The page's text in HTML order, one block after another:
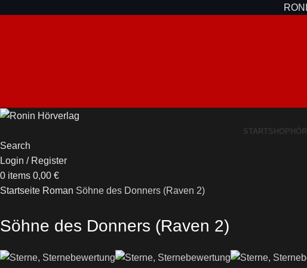
STARTSHOP
Search
Login / Register
0 items 0,00 €
Startseite Roman Söhne des Donners (Raven 2)
Söhne des Donners (Raven 2)